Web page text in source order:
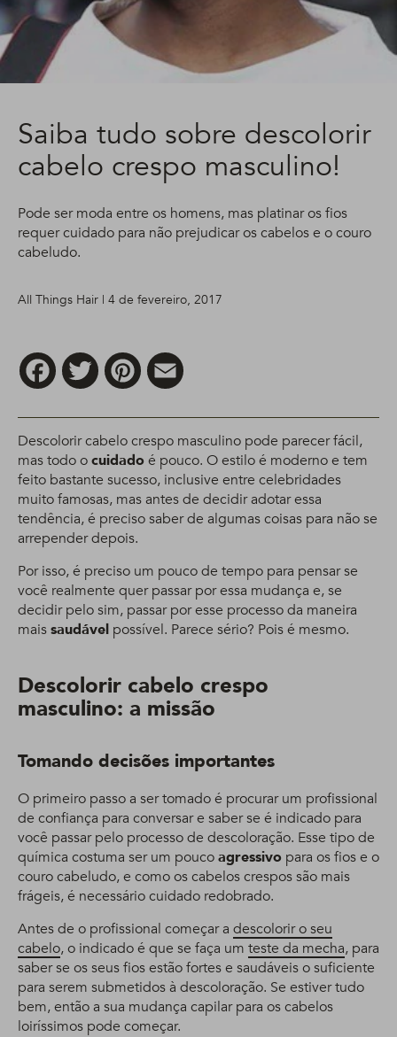
Saiba tudo sobre descolorir
cabelo crespo masculino!
Pode ser moda entre os homens, mas platinar os fios
requer cuidado para não prejudicar os cabelos e o couro
cabeludo.
All Things Hair | 4 de fevereiro, 2017
FacebookTwitter Pinterest
Descolorir cabelo crespo masculino pode parecer fácil,
mas todo ocuidado é pouco. O estilo é moderno e tem
feito bastante sucesso, inclusive entre celebridades
muito famosas, mas antes de decidir adotar essa
tendência, é preciso saber de algumas coisas para não se
arrepender depois.
Por isso, é preciso um pouco de tempo para pensar se
você realmente quer passar por essa mudança e, se
decidir pelo sim, passar por esse processo da maneira
maissaudável possível. Parece sério? Pois é mesmo.
Descolorir cabelo crespo
masculino: a missão
Tomando decisões importantes
O primeiro passo a ser tomado é procurar um profissional
de confiança para conversar e saber se é indicado para
você passar pelo processo de descoloração. Esse tipo de
química costuma ser um poucoagressivo para os fios e o
couro cabeludo, e como os cabelos crespos são mais
frágeis, é necessário cuidado redobrado.
Antes de o profissional começar a descolorir o seu
cabelo, o indicado é que se faça um teste da mecha, para
saber se os seus fios estão fortes e saudáveis o suficiente
para serem submetidos à descoloração. Se estiver tudo
bem, então a sua mudança capilar para os cabelos
loiríssimos pode começar.